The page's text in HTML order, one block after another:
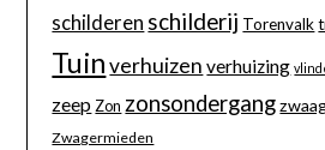
schilderen schilderij Torenvalk
Tuin verhuizen verhuizing
zeep Zon zonsondergang
Zwagermieden